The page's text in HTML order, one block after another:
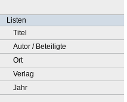
Listen
Titel
Autor / Beteiligte
Ort
Verlag
Jahr